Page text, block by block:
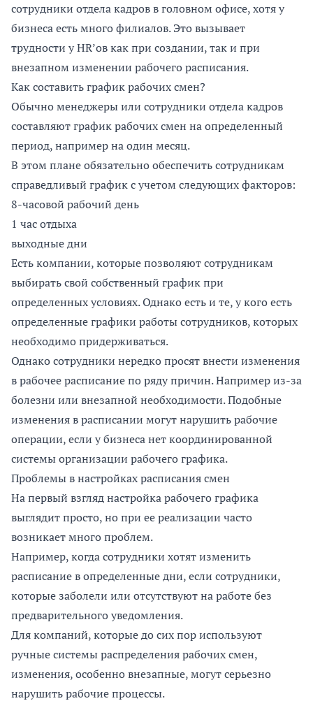
сотрудники отдела кадров в головном офисе, хотя у
бизнеса есть много филиалов. Это вызывает
трудности у HR’ов как при создании, так и при
внезапном изменении рабочего расписания.
Как составить график рабочих смен?
Обычно менеджеры или сотрудники отдела кадров
составляют график рабочих смен на определенный
период, например на один месяц.
В этом плане обязательно обеспечить сотрудникам
справедливый график с учетом следующих факторов:
8-часовой рабочий день
1 час отдыха
выходные дни
Есть компании, которые позволяют сотрудникам
выбирать свой собственный график при
определенных условиях. Однако есть и те, у кого есть
определенные графики работы сотрудников, которых
необходимо придерживаться.
Однако сотрудники нередко просят внести изменения
в рабочее расписание по ряду причин. Например из-за
болезни или внезапной необходимости. Подобные
изменения в расписании могут нарушить рабочие
операции, если у бизнеса нет координированной
системы организации рабочего графика.
Проблемы в настройках расписания смен
На первый взгляд настройка рабочего графика
выглядит просто, но при ее реализации часто
возникает много проблем.
Например, когда сотрудники хотят изменить
расписание в определенные дни, если сотрудники,
которые заболели или отсутствуют на работе без
предварительного уведомления.
Для компаний, которые до сих пор используют
ручные системы распределения рабочих смен,
изменения, особенно внезапные, могут серьезно
нарушить рабочие процессы.